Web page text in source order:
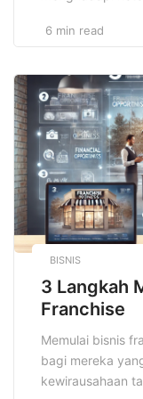
meningkat
studi. Oleh
jawaban atas
dan mahasiswa
6 min read
BISNIS
3 Langkah
Franchise
Memulai bisnis
bagi mereka
kewirausahaan